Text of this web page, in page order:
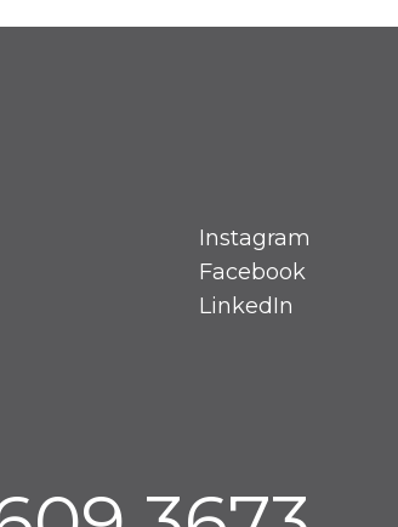
Instagram
Facebook
LinkedIn